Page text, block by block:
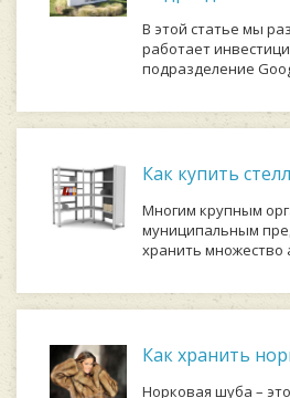
В этой статье мы
работает
подразделение
Как купить
Многим крупным
муниципальным
хранить множество
Как хранить
Норковая шуба –